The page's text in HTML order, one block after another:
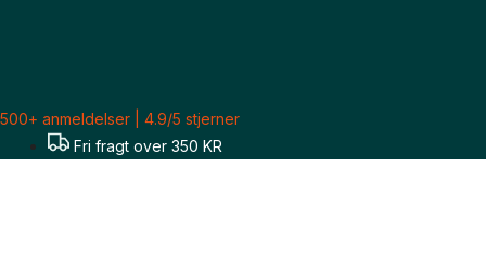
500+ anmeldelser | 4.9/5 stjerner
Fri fragt over 350 KR